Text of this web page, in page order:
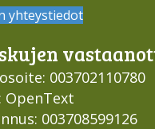
yhteystiedot
003702110780
003708599126